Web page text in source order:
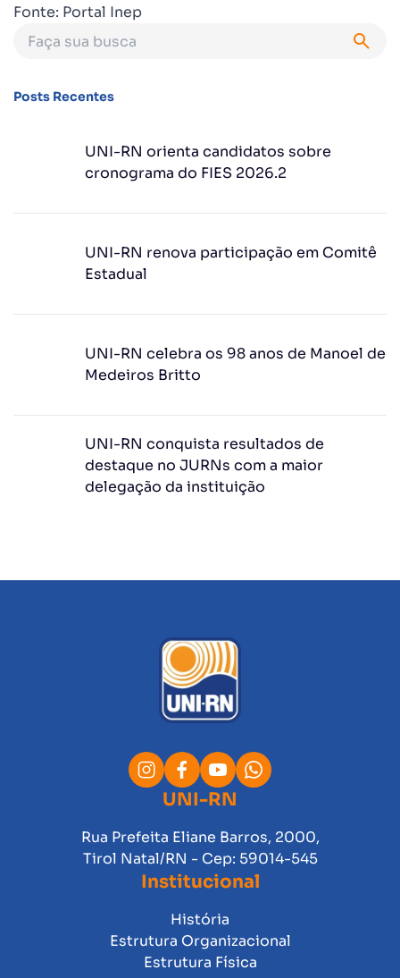
Fonte: Portal Inep
Posts Recentes
UNI-RN orienta candidatos sobre
cronograma do FIES 2026.2
UNI-RN renova participação em Comitê
Estadual
UNI-RN celebra os 98 anos de Manoel de
Medeiros Britto
UNI-RN conquista resultados de
destaque no JURNs com a maior
delegação da instituição
UNI-RN
Rua Prefeita Eliane Barros, 2000,
Tirol Natal/RN - Cep: 59014-545
Institucional
História
Estrutura Organizacional
Estrutura Física